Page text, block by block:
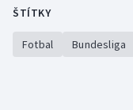
Sportovní střelba
Stolní tenis
ŠTÍTKY
Fotbal Bundesliga